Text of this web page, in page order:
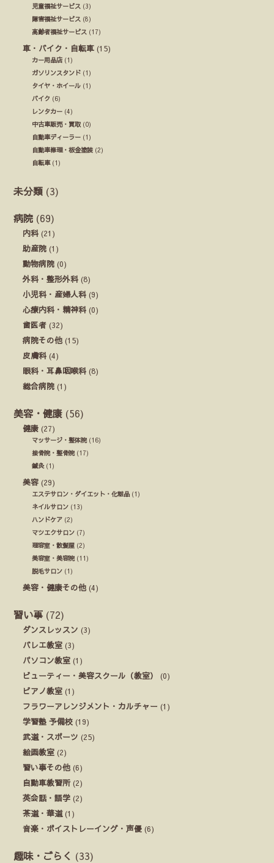
児童福祉サービス (3)
障害福祉サービス (8)
高齢者福祉サービス (17)
車・バイク・自転車 (15)
カー用品店 (1)
ガソリンスタンド (1)
タイヤ・ホイール (1)
バイク (6)
レンタカー (4)
中古車販売・買取 (0)
自動車ディーラー (1)
自動車修理・板金塗装 (2)
自転車(1)
未分類 (3)
病院 (69)
内科 (21)
助産院 (1)
動物病院 (0)
外科・整形外科 (8)
小児科・産婦人科 (9)
心療内科・精神科 (0)
歯医者 (32)
病院その他 (15)
皮膚科 (4)
眼科・耳鼻咽喉科 (8)
総合病院 (1)
美容・健康 (56)
健康 (27)
マッサージ・整体院(16)
接骨院・整骨院(17)
鍼灸(1)
美容 (29)
エステサロン・ダイエット・化粧品 (1)
ネイルサロン (13)
ハンドケア (2)
マツエクサロン (7)
理容室・散髪屋 (2)
美容室・美容院(11)
脱毛サロン (1)
美容・健康その他 (4)
習い事 (72)
ダンスレッスン (3)
バレエ教室 (3)
パソコン教室 (1)
ビューティー・美容スクール（教室）
(0)
ピアノ教室 (1)
フラワーアレンジメント・カルチャー (1)
学習塾 予備校 (19)
武道・スポーツ (25)
絵画教室 (2)
習い事その他 (6)
自動車教習所(2)
英会話・語学 (2)
茶道・華道(1)
音楽・ボイストレーイング・声優 (6)
趣味・ごらく (33)